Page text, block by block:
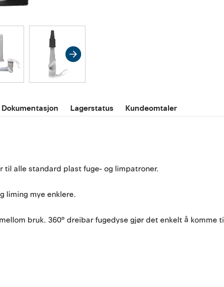
Dokumentasjon Lagerstatus Kundeomtaler
til alle standard plast fuge- og limpatroner.
liming mye enklere.
bruk. 360° dreibar fugedyse gjør det enkelt å komme